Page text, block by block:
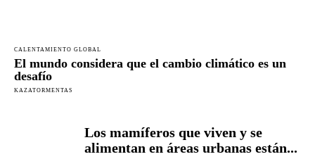
CALENTAMIENTO GLOBAL
El mundo considera que el cambio climático es un
desafío
KAZATORMENTAS
Los mamíferos que viven y se
alimentan en áreas urbanas están...